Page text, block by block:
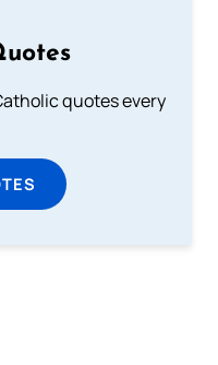
quotes every